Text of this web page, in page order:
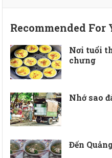
Recommended For
Nơi tuổi
chưng
Nhớ sao
Đến